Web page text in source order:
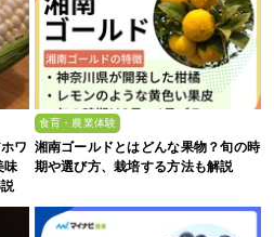
ワ
味
食育・農業体験
湘南ゴールドとはどんな果物？旬の時
期や選び方、栽培する方法も解説